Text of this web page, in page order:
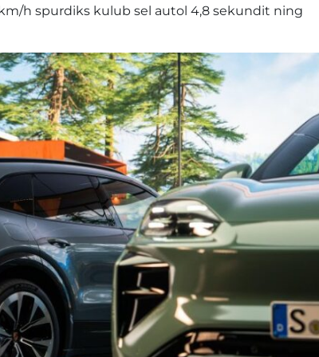
h spurdiks kulub sel autol 4,8 sekundit ning